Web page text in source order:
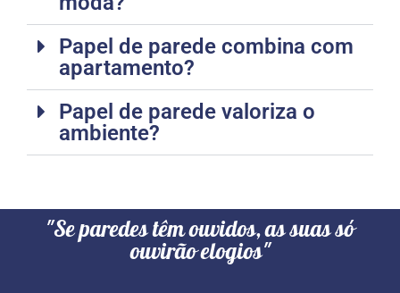
Papel de parede combina com
apartamento?
Papel de parede valoriza o
ambiente?
"Se paredes têm ouvidos, as suas só
ouvirão elogios"